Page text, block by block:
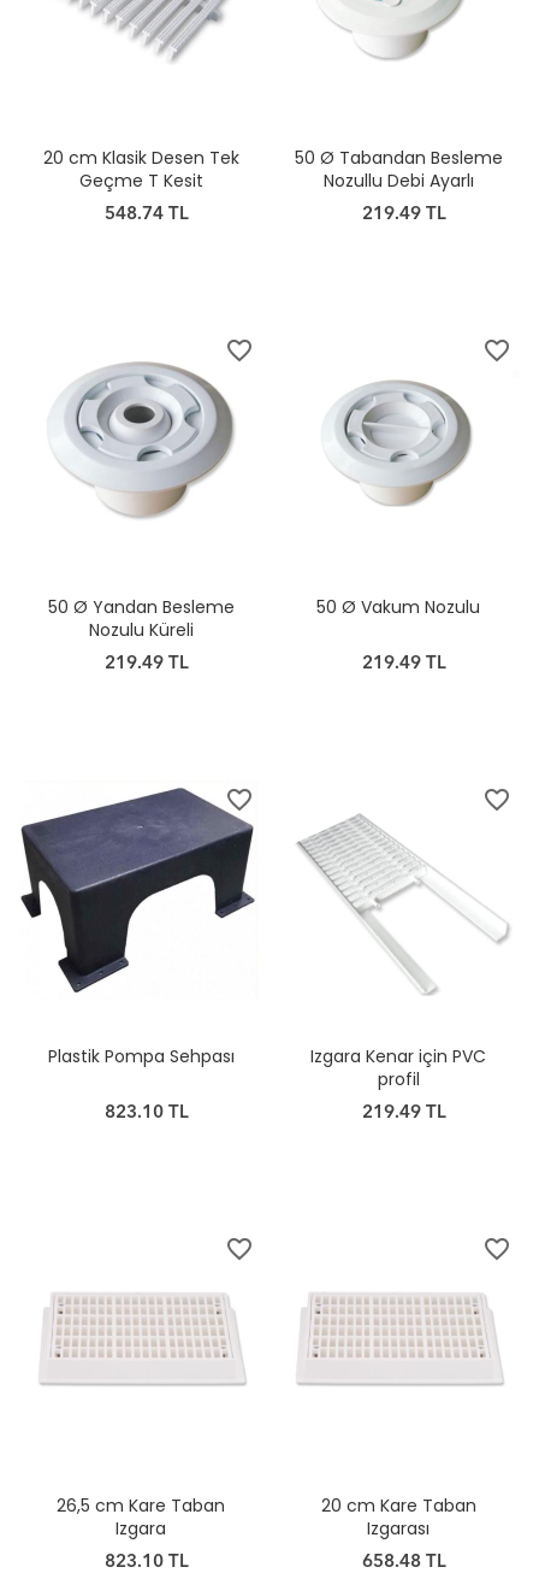
20 cm Klasik Desen Tek
Geçme T Kesit
548.74 TL
50 Ø Tabandan Besleme
Nozullu Debi Ayarlı
219.49 TL
favorite_border
50 Ø Yandan Besleme
Nozulu Küreli
219.49 TL
favorite_border
50 Ø Vakum Nozulu
219.49 TL
favorite_border
Plastik Pompa Sehpası
823.10 TL
favorite_border
Izgara Kenar için PVC
profil
219.49 TL
favorite_border
26,5 cm Kare Taban
Izgara
823.10 TL
favorite_border
20 cm Kare Taban
Izgarası
658.48 TL